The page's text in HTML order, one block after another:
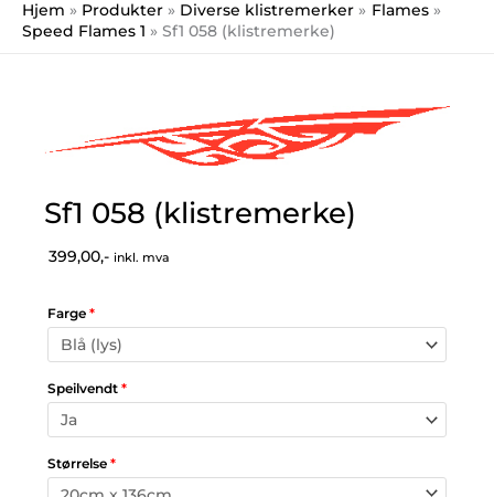
Hjem Produkter Diverse klistremerker
Flames
Speed Flames 1
Sf1 058 (klistremerke)
Sf1 058 (klistremerke)
399,00,- inkl. mva
Farge *
Speilvendt *
Størrelse *